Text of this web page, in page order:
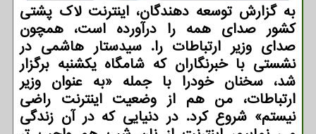
به گزارش توسعه دهندگان، اینترنت لاک پشتی
کشور صدای همه را درآورده است، همچون
صدای وزیر ارتباطات را. سیدستار هاشمی در
نشستی با خبرنگاران که شامگاه یکشنبه برگزار
شد، سخنان خودرا با جمله «به عنوان وزیر
ارتباطات، من هم از وضعیت اینترنت راضی
نیستم» شروع کرد. در دنیایی که در آن زندگی